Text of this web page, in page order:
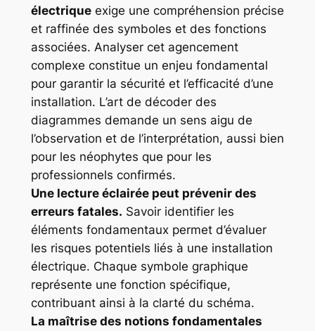
électriqueexige une compréhension précise
et raffinée des symboles et des fonctions
associées. Analyser cet agencement
complexe constitue un enjeu fondamental
pour garantir la sécurité et l’efficacité d’une
installation. L’art de décoder des
diagrammes demande un sens aigu de
l’observation et de l’interprétation, aussi bien
pour les néophytes que pour les
professionnels confirmés.
Une lecture éclairée peut prévenir des
erreurs fatales. Savoir identifier les
éléments fondamentaux permet d’évaluer
les risques potentiels liés à une installation
électrique. Chaque symbole graphique
représente une fonction spécifique,
contribuant ainsi à la clarté du schéma.
La maîtrise des notions fondamentales